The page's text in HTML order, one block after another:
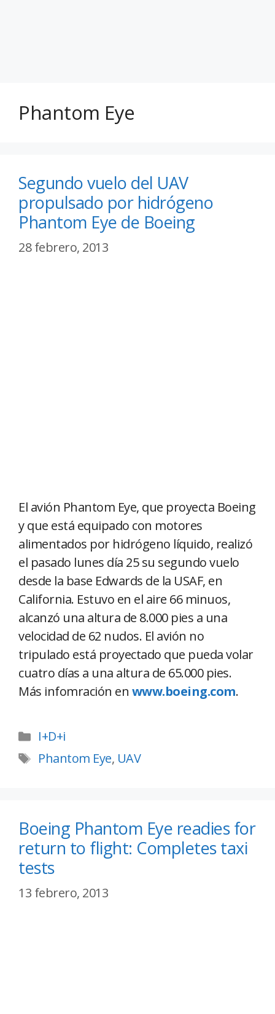
Phantom Eye
Segundo vuelo del UAV
propulsado por hidrógeno
Phantom Eye de Boeing
28 febrero, 2013
El avión Phantom Eye, que proyecta Boeing
y que está equipado con motores
alimentados por hidrógeno líquido, realizó
el pasado lunes día 25 su segundo vuelo
desde la base Edwards de la USAF, en
California. Estuvo en el aire 66 minuos,
alcanzó una altura de 8.000 pies a una
velocidad de 62 nudos. El avión no
tripulado está proyectado que pueda volar
cuatro días a una altura de 65.000 pies.
Más infomración en www.boeing.com.
I+D+i
Phantom Eye, UAV
Boeing Phantom Eye readies for
return to flight: Completes taxi
tests
13 febrero, 2013